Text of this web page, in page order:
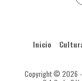
Inicio
Copyright © 2026 -